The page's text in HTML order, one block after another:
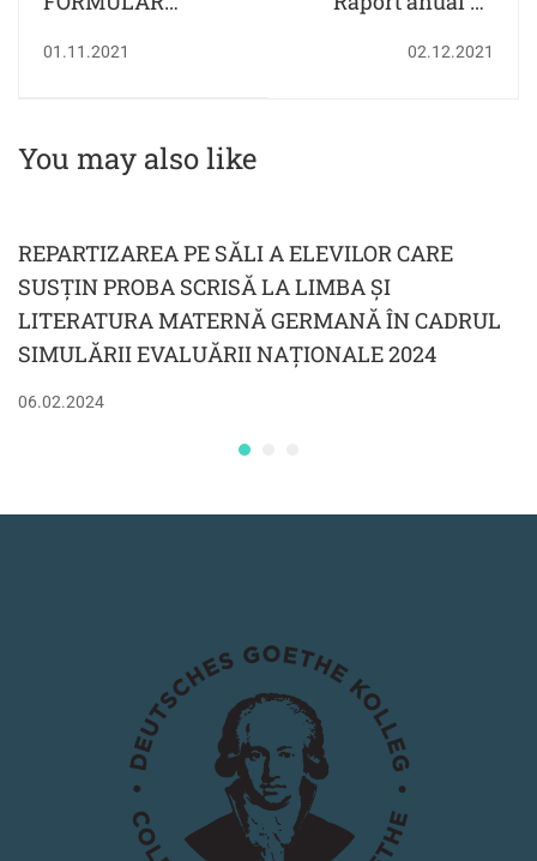
2022. CERERILE
MAI RAPID PE
ADRESA
secretariat@colegiulgoethe.ro
01.11.2021 02.12.2021
You may also like
REPARTIZAREA PE SĂLI A ELEVILOR CARE
SUSȚIN PROBA SCRISĂ LA LIMBA ȘI
LITERATURA MATERNĂ GERMANĂ ÎN CADRUL
SIMULĂRII EVALUĂRII NAȚIONALE 2024
06.02.2024